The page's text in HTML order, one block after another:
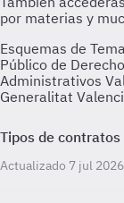
Esquemas de
Público de
Administrativos
Generalitat
Tipos de
Actualizado 7 jul 2026